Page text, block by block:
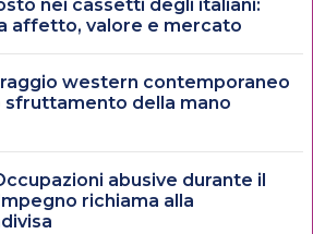
nei cassetti degli italiani:
affetto, valore e mercato
western contemporaneo
della mano
abusive durante il
richiama alla